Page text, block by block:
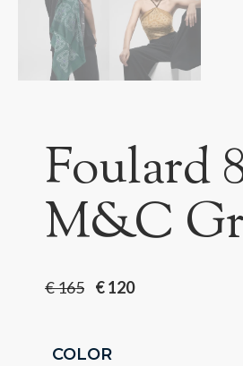
Foulard
M&C
€165 €120
COLOR